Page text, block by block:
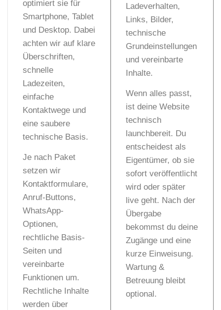
optimiert sie für
Smartphone, Tablet
und Desktop. Dabei
achten wir auf klare
Überschriften,
schnelle
Ladezeiten,
einfache
Kontaktwege und
eine saubere
technische Basis.
Je nach Paket
setzen wir
Kontaktformulare,
Anruf-Buttons,
WhatsApp-
Optionen,
rechtliche Basis-
Seiten und
vereinbarte
Funktionen um.
Rechtliche Inhalte
werden über
Ladeverhalten,
Links, Bilder,
technische
Grundeinstellungen
und vereinbarte
Inhalte.
Wenn alles passt,
ist deine Website
technisch
launchbereit. Du
entscheidest als
Eigentümer, ob sie
sofort veröffentlicht
wird oder später
live geht. Nach der
Übergabe
bekommst du deine
Zugänge und eine
kurze Einweisung.
Wartung &
Betreuung bleibt
optional.